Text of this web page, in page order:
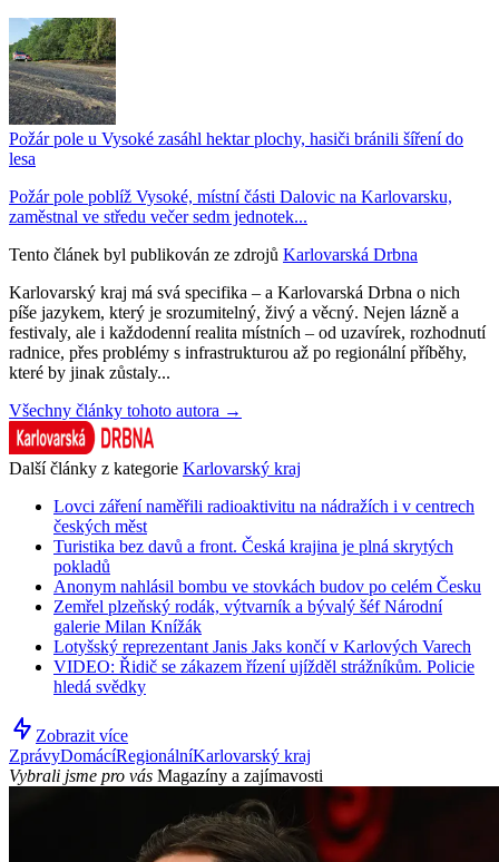
Požár pole u Vysoké zasáhl hektar plochy, hasiči bránili šíření do
lesa
Požár pole poblíž Vysoké, místní části Dalovic na Karlovarsku,
zaměstnal ve středu večer sedm jednotek...
Tento článek byl publikován ze zdrojů Karlovarská Drbna
Karlovarský kraj má svá specifika – a Karlovarská Drbna o nich
píše jazykem, který je srozumitelný, živý a věcný. Nejen lázně a
festivaly, ale i každodenní realita místních – od uzavírek, rozhodnutí
radnice, přes problémy s infrastrukturou až po regionální příběhy,
které by jinak zůstaly...
Všechny články tohoto autora →
Další články z kategorie Karlovarský kraj
Lovci záření naměřili radioaktivitu na nádražích i v centrech
českých měst
Turistika bez davů a front. Česká krajina je plná skrytých
pokladů
Anonym nahlásil bombu ve stovkách budov po celém Česku
Zemřel plzeňský rodák, výtvarník a bývalý šéf Národní
galerie Milan Knížák
Lotyšský reprezentant Janis Jaks končí v Karlových Varech
VIDEO: Řidič se zákazem řízení ujížděl strážníkům. Policie
hledá svědky
Zobrazit více
ZprávyDomácíRegionálníKarlovarský kraj
Vybrali jsme pro vás Magazíny a zajímavosti